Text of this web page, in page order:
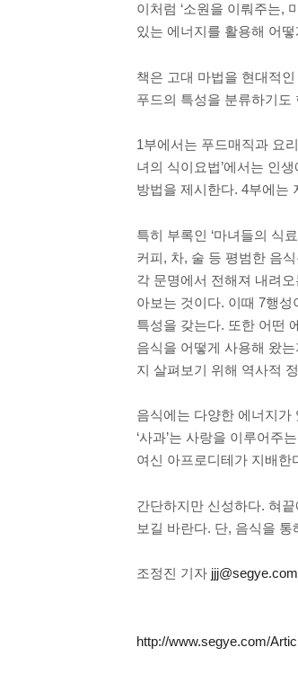
이처럼 ‘소원을 이뤄주는,
있는 에너지를 활용해 어
책은 고대 마법을 현대적
푸드의 특성을 분류하기도
1부에서는 푸드매직과 요
녀의 식이요법’에서는 인
방법을 제시한다. 4부에는
특히 부록인 ‘마녀들의 식
커피, 차, 술 등 평범한 음
각 문명에서 전해져 내려
아보는 것이다. 이때 7행
특성을 갖는다. 또한 어떤
음식을 어떻게 사용해 왔
지 살펴보기 위해 역사적
음식에는 다양한 에너지가
‘사과’는 사랑을 이루어주
여신 아프로디테가 지배한
간단하지만 신성하다. 혀
보길 바란다. 단, 음식을
조정진 기자 jjj@segye.com
http://www.segye.com/